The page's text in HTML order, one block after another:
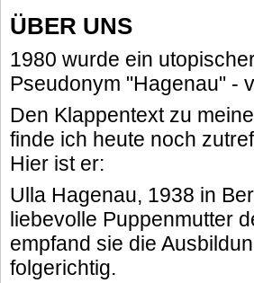
ÜBER UNS
1980 wurde ein
Pseudonym "Hagenau" -
Den Klappentext zu
finde ich heute noch
Hier ist er:
Ulla Hagenau, 1938 in
liebevolle Puppenmutter
empfand sie die
folgerichtig.